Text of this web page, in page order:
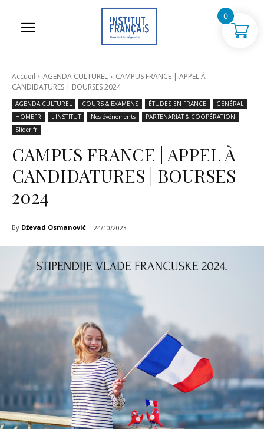
Accueil AGENDA CULTUREL
CAMPUS FRANCE | APPEL À
CANDIDATURES | BOURSES 2024
AGENDA CULTUREL COURS & EXAMENS ÉTUDES EN FRANCE
GÉNÉRAL
HOMEFR
L'INSTITUT Nos événements
PARTENARIAT & COOPÉRATION
Slider fr
CAMPUS FRANCE | APPEL À
CANDIDATURES | BOURSES
2024
By Dževad Osmanović 24/10/2023
0